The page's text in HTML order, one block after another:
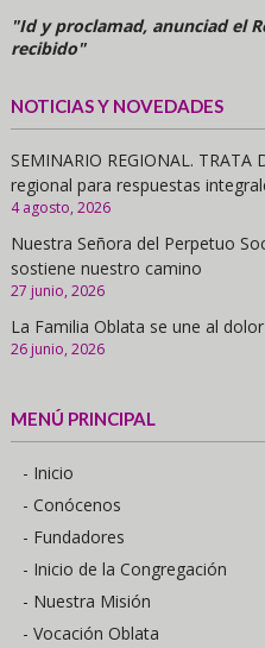
"Id y proclamad, anunciad el
recibido"
NOTICIAS Y NOVEDADES
SEMINARIO REGIONAL. TRATA
regional para respuestas
4 agosto, 2026
Nuestra Señora del Perpetuo
sostiene nuestro camino
27 junio, 2026
La Familia Oblata se une al
26 junio, 2026
MENÚ PRINCIPAL
- Inicio
- Conócenos
- Fundadores
- Inicio de la Congregación
- Nuestra Misión
- Vocación Oblata